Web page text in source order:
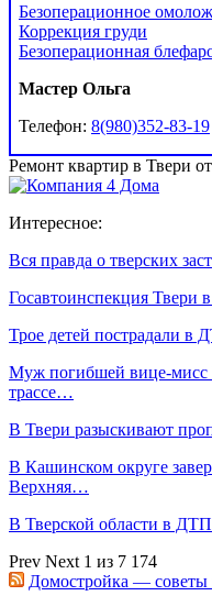
Безоперационное
Коррекция груди
Безоперационная
Мастер Ольга
Телефон: 8(980)352-83-19
Ремонт квартир в Твери
Интересное:
Вся правда о тверских
Госавтоинспекция Твери
Трое детей пострадали в
Муж погибшей вице-мисс
трассе…
В Твери разыскивают
В Кашинском округе
Верхняя…
В Тверской области в ДТП
Prev Next 1 из 7 174
Домостройка — советы